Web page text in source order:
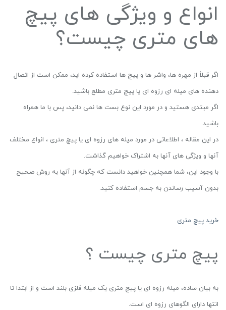
انواع و ویژگی های پیچ
های متری چیست؟
اگر قبلاً از مهره ها، واشر ها و پیچ ها استفاده کرده اید، ممکن است از اتصال
دهنده های میله ای رزوه ای یا پیچ متری مطلع باشید.
اگر مبتدی هستید و در مورد این نوع بست ها نمی دانید، پس با ما همراه
باشید.
در این مقاله ، اطلاعاتی در مورد میله های رزوه ای یا پیچ متری ، انواع مختلف
آنها و ویژگی های آنها به اشتراک خواهیم گذاشت.
با وجود این، شما همچنین خواهید دانست که چگونه از آنها به روش صحیح
بدون آسیب رساندن به جسم استفاده کنید.
خرید پیچ متری
پیچ متری چیست ؟
به بیان ساده، میله رزوه ای یا پیچ متری یک میله فلزی بلند است و از ابتدا تا
انتها دارای الگوهای رزوه ای است.